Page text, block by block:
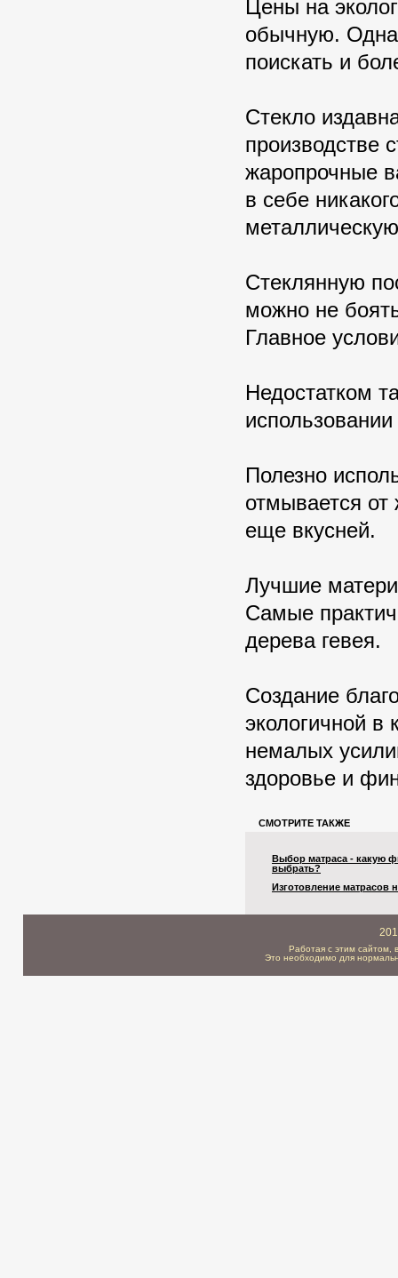
Цены на
обычную.
поискать и
Стекло
производстве
жаропрочные
в себе
Стеклянную
можно не
Главное
Недостатком
Полезно
отмывается от
еще вкусней.
Лучшие
Самые
дерева гевея.
Создание
экологичной в
немалых
здоровье и
СМОТРИТЕ ТАКЖЕ
Выбор матраса - какую
выбрать?
Изготовление матрасов
Работая с этим сайтом,
Это необходимо для